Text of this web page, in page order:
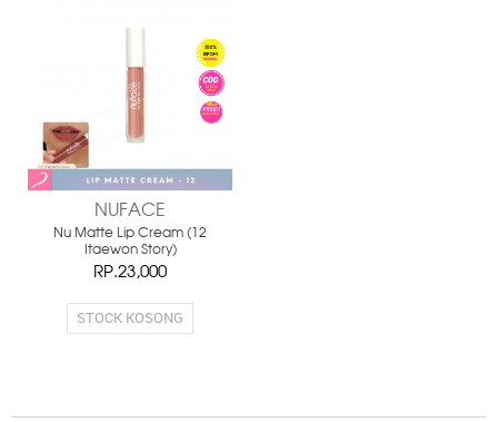
NUFACE
Nu Matte Lip Cream (12
Itaewon Story)
RP.23,000
STOCK KOSONG